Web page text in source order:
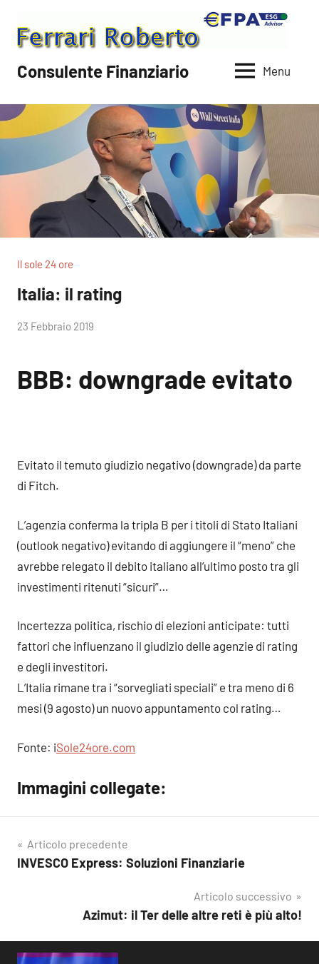
contenuto
Consulente Finanziario Menu
Il sole 24 ore
Italia: il rating
di
23 Febbraio 2019
BBB: downgrade evitato
Evitato il temuto giudizio negativo (downgrade) da parte
di Fitch.
L’agenzia conferma la tripla B per i titoli di Stato Italiani
(outlook negativo) evitando di aggiungere il “meno” che
avrebbe relegato il debito italiano all’ultimo posto tra gli
investimenti ritenuti “sicuri”…
Incertezza politica, rischio di elezioni anticipate: tutti
fattori che influenzano il giudizio delle agenzie di rating
e degli investitori.
L’Italia rimane tra i “sorvegliati speciali” e tra meno di 6
mesi (9 agosto) un nuovo appuntamento col rating…
Fonte: iSole24ore.com
Immagini collegate:
Navigazione
Articolo precedente
INVESCO Express: Soluzioni Finanziarie
Articolo successivo
Azimut: il Ter delle altre reti è più alto!